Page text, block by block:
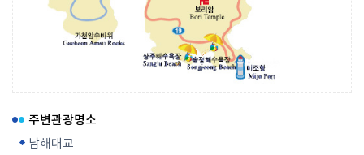
주변관광명소
남해대교